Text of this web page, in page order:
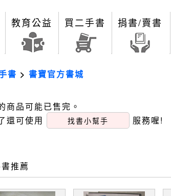
教育公益 買二手書 捐書/賣書
書 > 書寶官方書城
商品可能已售完。
還可使用
找書小幫手 服務喔!
推薦